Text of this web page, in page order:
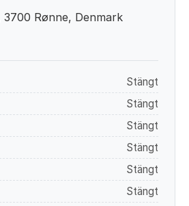
3700 Rønne, Denmark
Stängt
Stängt
Stängt
Stängt
Stängt
Stängt